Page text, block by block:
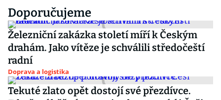
Doporučujeme
Železniční zakázka století míří k Českým
drahám. Jako vítěze je schválili středočeští
radní
Doprava a logistika
Tekuté zlato opět dostojí své přezdívce.